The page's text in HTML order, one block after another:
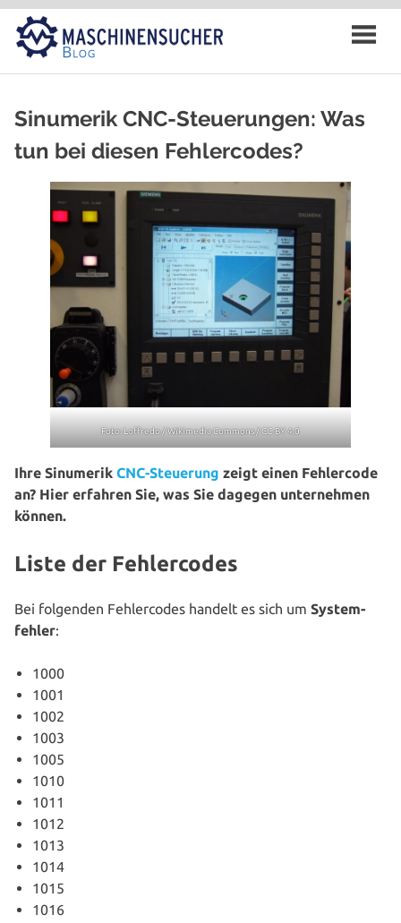
Zum
Inhalt
springen
Sinumerik CNC-Steuerungen: Was
tun bei diesen Fehlercodes?
Foto: Loffredo / Wikimedia Commons /CC-BY 4.0
Ihre Sinumerik CNC-Steuerung zeigt einen Feh­ler­code
an? Hier erfahren Sie, was Sie dagegen unter­neh­men
können.
Liste der Fehlercodes
Bei folgenden Feh­ler­codes handelt es sich um Sys­tem­
feh­ler:
1000
1001
1002
1003
1005
1010
1011
1012
1013
1014
1015
1016